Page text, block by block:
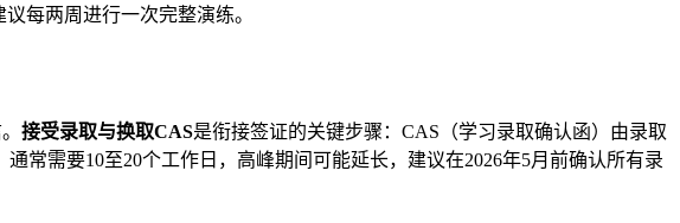
每两周进行一次完整演练。
接受录取与换取CAS是衔接签证的关键步骤：CAS（学习录取确认函）由录取
常需要10至20个工作日，高峰期间可能延长，建议在2026年5月前确认所有录